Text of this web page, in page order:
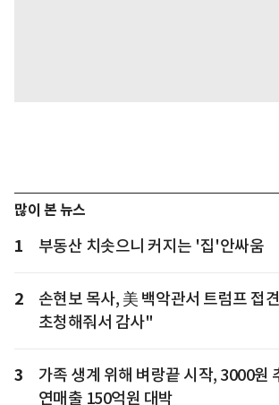
많이 본 뉴스
1 부동산 치솟으니 커지는 '집'안싸움
2
손현보 목사, 美 백악관서 트럼프 접
초청해줘서 감사"
3
가족 생계 위해 벼랑끝 시작, 3000원
연매출 150억원 대박